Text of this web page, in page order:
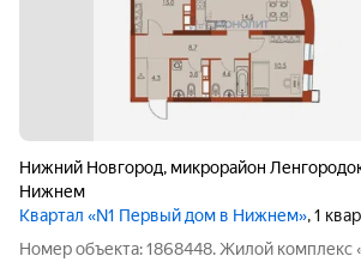
Нижний Новгород, микрорайон
Нижнем
Квартал «N1 Первый дом в Нижнем», 1
Номер объекта: 1868448. Жилой комплекс